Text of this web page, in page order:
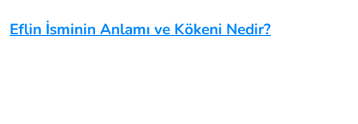
Eflin İsminin Anlamı ve Kökeni Nedir?